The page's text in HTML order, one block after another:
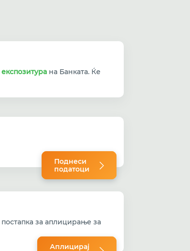
експозитура на Банката. Ќе
Поднеси
податоци
за аплицирање за
Аплицирај